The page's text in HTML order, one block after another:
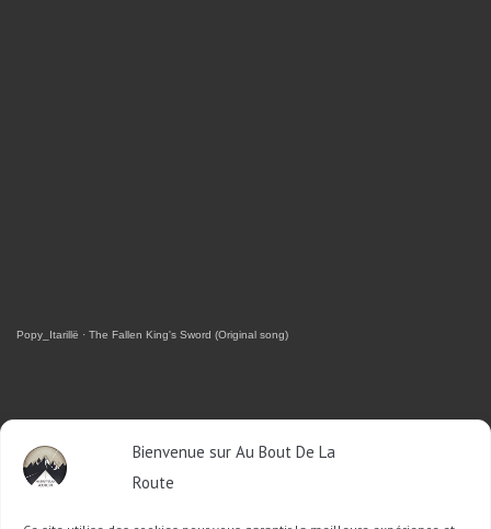
Bienvenue sur Au Bout De La
Route
Popy_Itarillë · The Fallen King's Sword (Original song)
RETROUVEZ-MOI SUR FACEBOOK
OU SUR TWITTER